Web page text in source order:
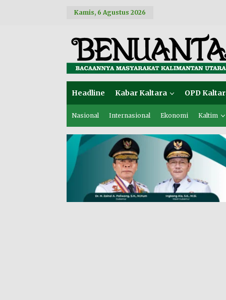
Kamis, 6 Agustus 2026
Headline Kabar Kaltara OPD
Nasional Internasional Ekonomi Kaltim